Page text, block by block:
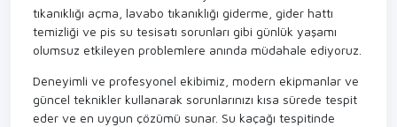
tıkanıklığı açma, lavabo tıkanıklığı giderme, gider hattı
temizliği ve pis su tesisatı sorunları gibi günlük yaşamı
olumsuz etkileyen problemlere anında müdahale ediyoruz.
Deneyimli ve profesyonel ekibimiz, modern ekipmanlar ve
güncel teknikler kullanarak sorunlarınızı kısa sürede tespit
eder ve en uygun çözümü sunar. Su kaçağı tespitinde